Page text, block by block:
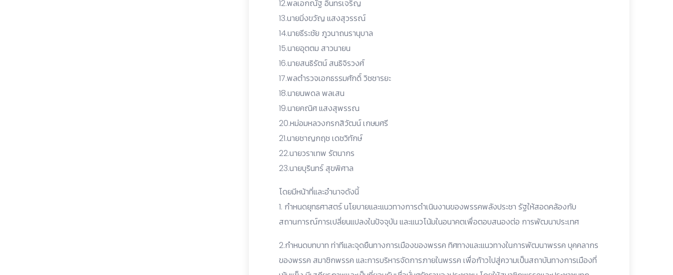
12.พลเอกณัฐ อินทรเจริญ
13.นายมิ่งขวัญ แสงสุวรรณ์
14.นายธีระชัย ภูวนาถนรานุบาล
15.นายอุตตม สาวนายน
16.นายสนธิรัตน์ สนธิจิรวงศ์
17.พลตำรวจเอกธรรมศักดิ์ วิชชารยะ
18.นายนพดล พลเสน
19.นายคณิศ แสงสุพรรณ
20.หม่อมหลวงกรกสิวัฒน์ เกษมศรี
21.นายชาญกฤช เดชวิทักษ์
22.นายวราเทพ รัตนากร
23.นายบุรินทร์ สุขพิศาล
โดยมีหน้าที่และอำนาจดังนี้
1. กำหนดยุทธศาสตร์ นโยบายและแนวทางการดำเนินงานของพรรคพลังประชา รัฐให้สอดคล้องกับ
สถานการณ์การเปลี่ยนแปลงในปัจจุบัน และแนวโน้มในอนาคตเพื่อตอบสนองต่อ การพัฒนาประเทศ
2.กำหนดบทบาท ท่าทีและจุดยืนทางการเมืองของพรรค ทิศทางและแนวทางในการพัฒนาพรรค บุคคลากร
ของพรรค สมาชิกพรรค และการบริหารจัดการภายในพรรค เพื่อก้าวไปสู่ความเป็นสถาบันทางการเมืองที่